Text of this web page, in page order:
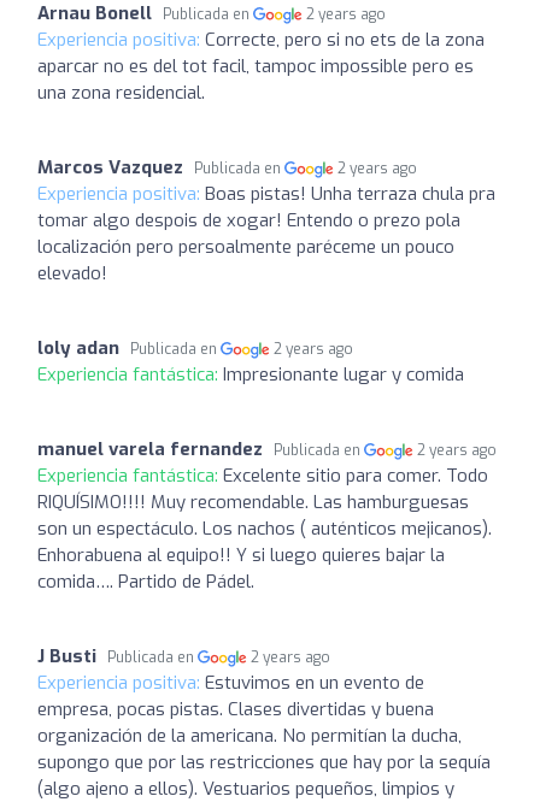
Arnau Bonell Publicada en 2 years ago
Experiencia positiva: Correcte, pero si no ets de la zona
aparcar no es del tot facil, tampoc impossible pero es
una zona residencial.
Marcos Vazquez Publicada en 2 years ago
Experiencia positiva: Boas pistas! Unha terraza chula pra
tomar algo despois de xogar! Entendo o prezo pola
localización pero persoalmente paréceme un pouco
elevado!
loly adan Publicada en 2 years ago
Experiencia fantástica: Impresionante lugar y comida
manuel varela fernandez Publicada en 2 years ago
Experiencia fantástica: Excelente sitio para comer. Todo
RIQUÍSIMO!!!! Muy recomendable. Las hamburguesas
son un espectáculo. Los nachos ( auténticos mejicanos).
Enhorabuena al equipo!! Y si luego quieres bajar la
comida…. Partido de Pádel.
J Busti Publicada en 2 years ago
Experiencia positiva: Estuvimos en un evento de
empresa, pocas pistas. Clases divertidas y buena
organización de la americana. No permitían la ducha,
supongo que por las restricciones que hay por la sequía
(algo ajeno a ellos). Vestuarios pequeños, limpios y